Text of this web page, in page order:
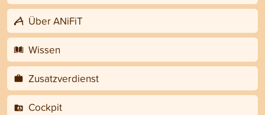
Über ANiFiT
Wissen
Zusatzverdienst
Cockpit